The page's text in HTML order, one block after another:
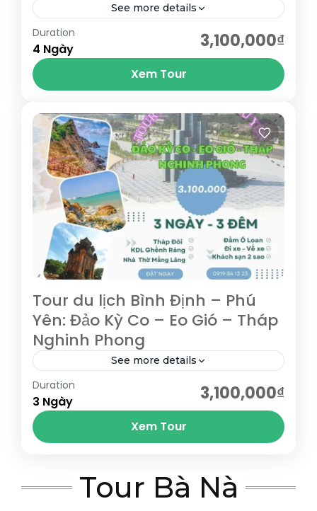
See more details
Eo Gió – một thắng cảnh nổi tiếng tại Quy
Nhơn, được mệnh danh là nơi đón Bình
Minh và Hoàng Hôn đẹp nhất Việt...
Bình Định,Phú Yên,Quy Nhơn
Duration
4 Ngày 3,100,000₫
Xem Tour
Tour du lịch Bình Định – Phú
Yên: Đảo Kỳ Co – Eo Gió – Tháp
Nghinh Phong
See more details
Tháp Đôi - tháp Chăm cổ; Đảo Kỳ Co - Eo
Gió; Tịnh xá Ngọc Hòa; KDL Ghềnh Ráng -
Tiên Sa; Nhà thờ Mằng...
Duration
3 Ngày 3,100,000₫
Xem Tour
Tour Bà Nà